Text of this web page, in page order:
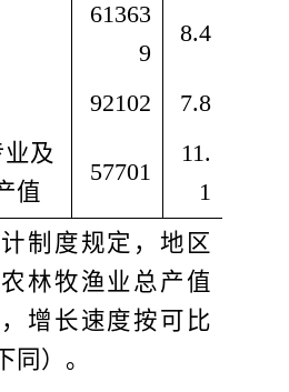
61363
9
8.4
92102
7.8
值
57701
11.
1
制度规定，地区
林牧渔业总产值
增长速度按可比
同）。